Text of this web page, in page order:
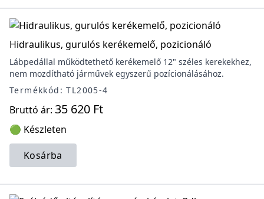
Hidraulikus, gurulós kerékemelő, pozicionáló
Lábpedállal működtethető kerékemelő 12" széles kerekekhez,
nem mozdítható járművek egyszerű pozícionálásához.
Termékkód: TL2005-4
Bruttó ár: 35 620 Ft
🟢 Készleten
Kosárba